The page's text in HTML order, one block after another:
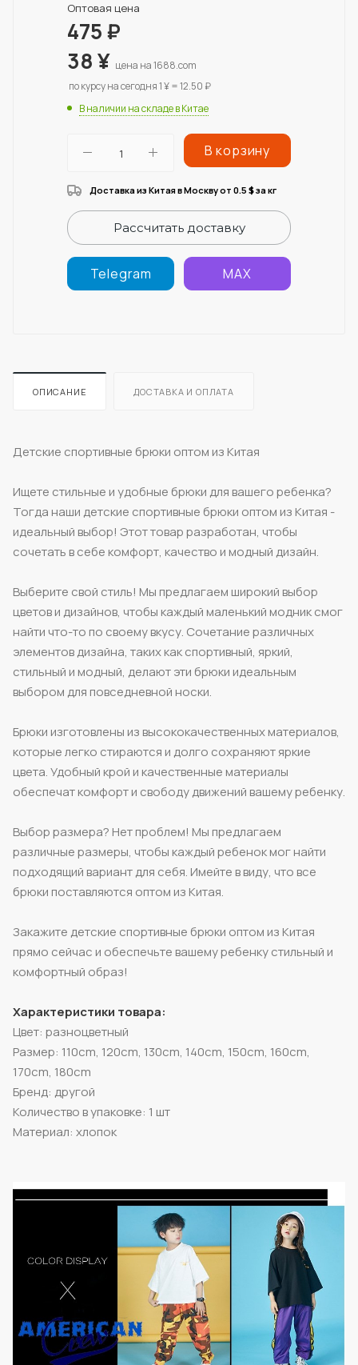
Оптовая цена
475₽
38¥ цена на 1688.com
по курсу на сегодня 1 ¥ = 12.50 ₽
В наличии на складе в Китае
В корзину
Доставка из Китая в Москву от 0.5 $за кг
Рассчитать доставку
Telegram MAX
ОПИСАНИЕ ДОСТАВКА И ОПЛАТА
Детские спортивные брюки оптом из Китая
Ищете стильные и удобные брюки для вашего ребенка?
Тогда наши детские спортивные брюки оптом из Китая -
идеальный выбор! Этот товар разработан, чтобы
сочетать в себе комфорт, качество и модный дизайн.
Выберите свой стиль! Мы предлагаем широкий выбор
цветов и дизайнов, чтобы каждый маленький модник смог
найти что-то по своему вкусу. Сочетание различных
элементов дизайна, таких как спортивный, яркий,
стильный и модный, делают эти брюки идеальным
выбором для повседневной носки.
Брюки изготовлены из высококачественных материалов,
которые легко стираются и долго сохраняют яркие
цвета. Удобный крой и качественные материалы
обеспечат комфорт и свободу движений вашему ребенку.
Выбор размера? Нет проблем! Мы предлагаем
различные размеры, чтобы каждый ребенок мог найти
подходящий вариант для себя. Имейте в виду, что все
брюки поставляются оптом из Китая.
Закажите детские спортивные брюки оптом из Китая
прямо сейчас и обеспечьте вашему ребенку стильный и
комфортный образ!
Характеристики товара:
Цвет: разноцветный
Размер: 110cm, 120cm, 130cm, 140cm, 150cm, 160cm,
170cm, 180cm
Бренд: другой
Количество в упаковке: 1 шт
Материал: хлопок